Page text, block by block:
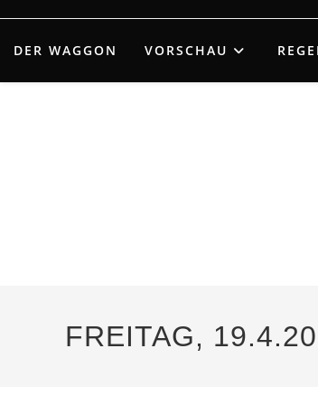
springen
DER WAGGON VORSCHAU
FREITAG,